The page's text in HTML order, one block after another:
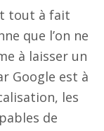
tout à fait
que l’on ne
à laisser un
Google est à
les
de